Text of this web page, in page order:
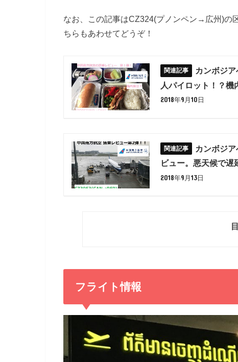
なお、この記事はCZ324(プノンペン→広州)の
ちらもあわせてどうぞ！
カンボジ
人パイロット！？
2018年9月10日
カンボジ
ビュー。悪天候で遅
2018年9月13日
フライト情報